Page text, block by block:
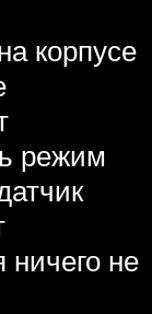
корпусе
режим
ничего не